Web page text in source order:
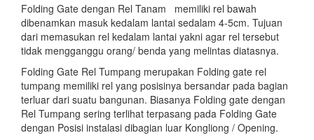
Folding Gate dengan Rel Tanam memiliki rel bawah
dibenamkan masuk kedalam lantai sedalam 4-5cm. Tujuan
dari memasukan rel kedalam lantai yakni agar rel tersebut
tidak mengganggu orang/ benda yang melintas diatasnya.
Folding Gate Rel Tumpang merupakan Folding gate rel
tumpang memiliki rel yang posisinya bersandar pada bagian
terluar dari suatu bangunan. Biasanya Folding gate dengan
Rel Tumpang sering terlihat terpasang pada Folding Gate
dengan Posisi instalasi dibagian luar Kongliong / Opening.